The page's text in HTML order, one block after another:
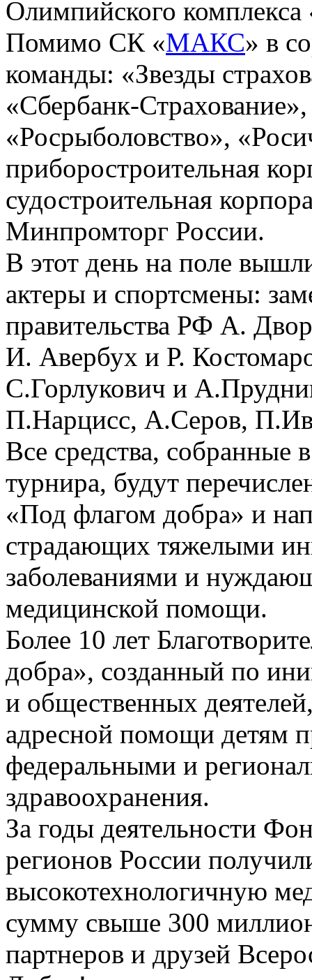
Олимпийского
Помимо СК «МАКС» в
команды: «Звезды
«Сбербанк-
«Росрыболовство»,
приборостроительная
судостроительная
Минпромторг России.
В этот день на поле
актеры и спортсмены:
правительства РФ А.
И. Авербух и Р.
С.Горлукович и
П.Нарцисс, А.Серов,
Все средства, собранные
турнира, будут
«Под флагом добра» и
страдающих тяжелыми
заболеваниями и
медицинской помощи.
Более 10 лет
добра», созданный по
и общественных
адресной помощи детям
федеральными и
здравоохранения.
За годы деятельности
регионов России
высокотехнологичную
сумму свыше 300
партнеров и друзей